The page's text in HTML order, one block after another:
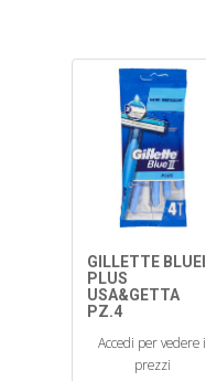
GILLETTE BLUEII
PLUS
USA&GETTA
PZ.4
Accedi per vedere i
prezzi